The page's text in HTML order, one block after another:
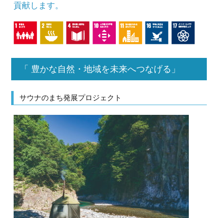
貢献します。
「 豊かな自然・地域を未来へつなげる」
サウナのまち発展プロジェクト